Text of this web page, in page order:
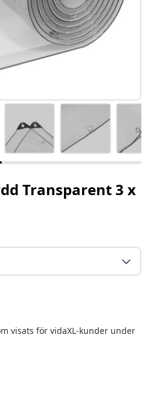
Transparent 3 x
visats för vidaXL-kunder under